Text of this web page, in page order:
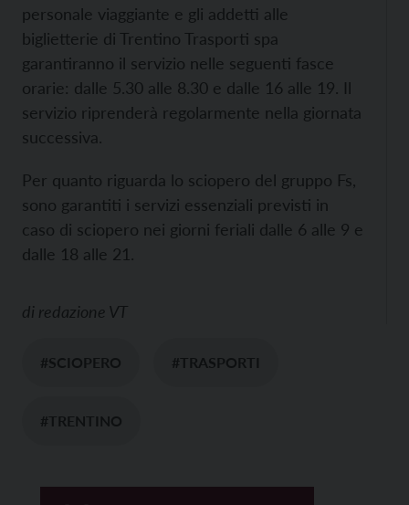
personale viaggiante e gli addetti alle
biglietterie di Trentino Trasporti spa
garantiranno il servizio nelle seguenti fasce
orarie: dalle 5.30 alle 8.30 e dalle 16 alle 19. Il
servizio riprenderà regolarmente nella giornata
successiva.
Per quanto riguarda lo sciopero del gruppo Fs,
sono garantiti i servizi essenziali previsti in
caso di sciopero nei giorni feriali dalle 6 alle 9 e
dalle 18 alle 21.
di redazione VT
#SCIOPERO #TRASPORTI
#TRENTINO